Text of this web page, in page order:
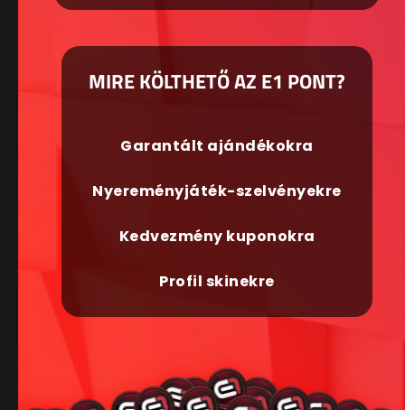
MIRE KÖLTHETŐ AZ E1 PONT?
Garantált ajándékokra
Nyereményjáték-szelvényekre
Kedvezmény kuponokra
Profil skinekre